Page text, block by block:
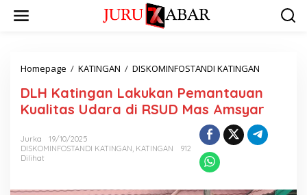
Homepage / KATINGAN / DISKOMINFOSTANDI KATINGAN
DLH Katingan Lakukan Pemantauan
Kualitas Udara di RSUD Mas Amsyar
Jurka
19/10/2025
DISKOMINFOSTANDI KATINGAN, KATINGAN
912
Dilihat